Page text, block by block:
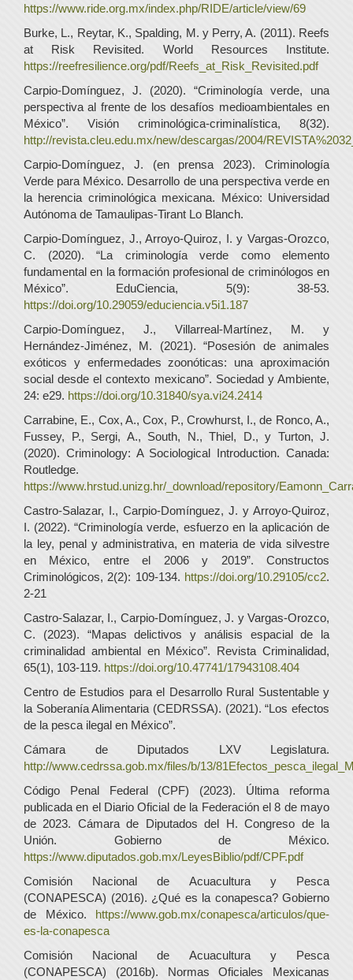
https://www.ride.org.mx/index.php/RIDE/article/view/69
Burke, L., Reytar, K., Spalding, M. y Perry, A. (2011). Reefs
at Risk Revisited. World Resources Institute.
https://reefresilience.org/pdf/Reefs_at_Risk_Revisited.pdf
Carpio-Domínguez, J. (2020). “Criminología verde, una
perspectiva al frente de los desafíos medioambientales en
México”. Visión criminológica-criminalística, 8(32).
http://revista.cleu.edu.mx/new/descargas/2004/
Carpio-Domínguez, J. (en prensa 2023). Criminología
Verde para México. Desarrollo de una perspectiva verde en
la herencia criminológica mexicana. México: Universidad
Autónoma de Tamaulipas-Tirant Lo Blanch.
Carpio-Domínguez, J., Arroyo-Quiroz, I. y Vargas-Orozco,
C. (2020). “La criminología verde como elemento
fundamental en la formación profesional de criminólogos en
México”. EduCiencia, 5(9): 38-53.
https://doi.org/10.29059/educiencia.v5i1.187
Carpio-Domínguez, J., Villarreal-Martínez, M. y
Hernández-Jiménez, M. (2021). “Posesión de animales
exóticos y enfermedades zoonóticas: una aproximación
social desde el contexto mexicano”. Sociedad y Ambiente,
24: e29. https://doi.org/10.31840/sya.vi24.2414
Carrabine, E., Cox, A., Cox, P., Crowhurst, I., de Ronco, A.,
Fussey, P., Sergi, A., South, N., Thiel, D., y Turton, J.
(2020). Criminology: A Sociological Introduction. Canada:
Routledge.
https://www.hrstud.unizg.hr/_download/repository/
Castro-Salazar, I., Carpio-Domínguez, J. y Arroyo-Quiroz,
I. (2022). “Criminología verde, esfuerzo en la aplicación de
la ley, penal y administrativa, en materia de vida silvestre
en México, entre el 2006 y 2019”. Constructos
Criminológicos, 2(2): 109-134. https://doi.org/10.29105/cc2.
2-21
Castro-Salazar, I., Carpio-Domínguez, J. y Vargas-Orozco,
C. (2023). “Mapas delictivos y análisis espacial de la
criminalidad ambiental en México”. Revista Criminalidad,
65(1), 103-119. https://doi.org/10.47741/17943108.404
Centro de Estudios para el Desarrollo Rural Sustentable y
la Soberanía Alimentaria (CEDRSSA). (2021). “Los efectos
de la pesca ilegal en México”.
Cámara de Diputados LXV Legislatura.
http://www.cedrssa.gob.mx/files/b/13/
Código Penal Federal (CPF) (2023). Última reforma
publicada en el Diario Oficial de la Federación el 8 de mayo
de 2023. Cámara de Diputados del H. Congreso de la
Unión. Gobierno de México.
https://www.diputados.gob.mx/LeyesBiblio/pdf/CPF.pdf
Comisión Nacional de Acuacultura y Pesca
(CONAPESCA) (2016). ¿Qué es la conapesca? Gobierno
de México. https://www.gob.mx/conapesca/articulos/que-
es-la-conapesca
Comisión Nacional de Acuacultura y Pesca
(CONAPESCA) (2016b). Normas Oficiales Mexicanas